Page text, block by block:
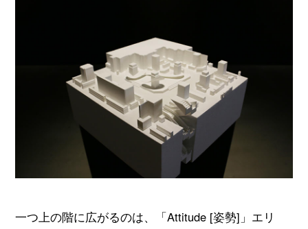
一つ上の階に広がるのは、「Attitude [姿勢]」エリ